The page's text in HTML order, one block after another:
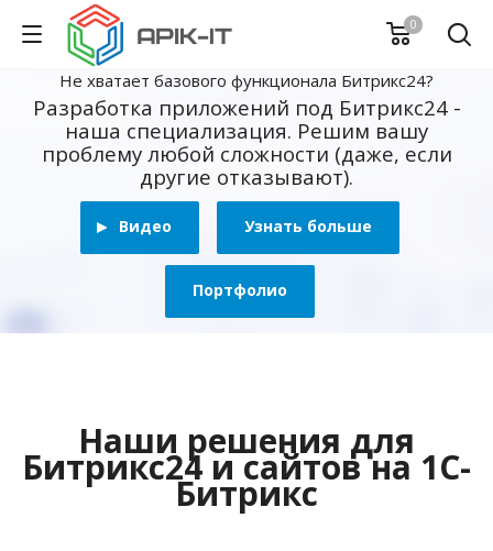
0
Не хватает базового функционала Битрикс24?
Разработка приложений под Битрикс24 -
наша специализация. Решим вашу
проблему любой сложности (даже, если
другие отказывают).
Видео Узнать больше
Портфолио
Наши решения для
Битрикс24 и сайтов на 1С-
Битрикс